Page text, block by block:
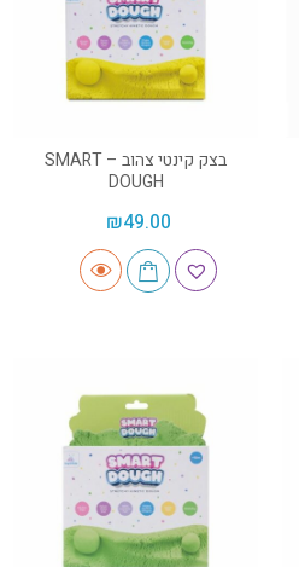
בצק קינטי צהוב – SMART
DOUGH
₪49.00